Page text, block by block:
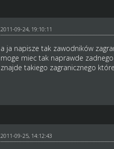
2011-09-24, 19:10:11
a ja napisze tak zawodników
moge miec tak naprawde
znajde takiego zagranicznego
2011-09-25, 14:12:43